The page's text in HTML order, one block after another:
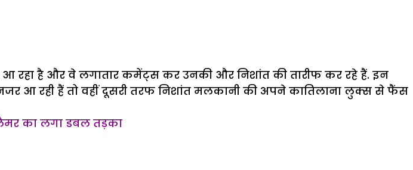
रहा है और वे लगातार कमेंट्स कर उनकी और निशांत की तारीफ कर रहे हैं. इन
आ रही हैं तो वहीं दूसरी तरफ निशांत मलकानी की अपने कातिलाना लुक्स से फैंस
का लगा डबल तड़का